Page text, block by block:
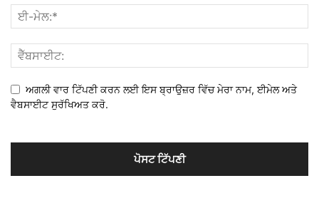
ਅਗਲੀ ਵਾਰ ਟਿੱਪਣੀ ਕਰਨ ਲਈ ਇਸ ਬ੍ਰਾਉਜ਼ਰ ਵਿੱਚ ਮੇਰਾ ਨਾਮ, ਈਮੇਲ ਅਤੇ
ਵੈਬਸਾਈਟ ਸੁਰੱਖਿਅਤ ਕਰੋ.